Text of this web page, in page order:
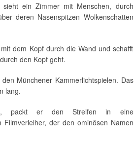
ein Zimmer mit Menschen, durch
deren Nasenspitzen Wolkenschatten
dem Kopf durch die Wand und schafft
den Kopf geht.
Münchener Kammerlichtspielen. Das
lang.
ist, packt er den Streifen in eine
der den ominösen Namen